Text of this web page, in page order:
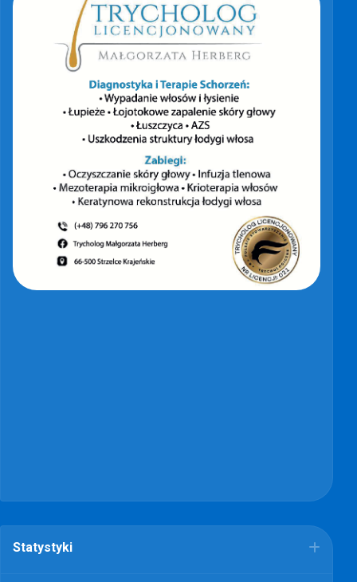
Statystyki